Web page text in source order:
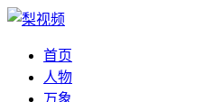
首页
人物
万象